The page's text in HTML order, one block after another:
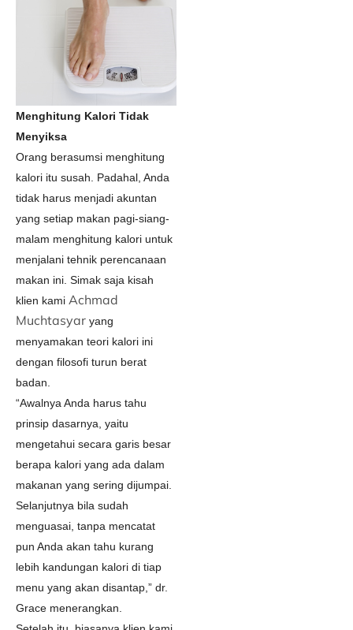
Menghitung Kalori Tidak
Menyiksa
Orang berasumsi menghitung
kalori itu susah. Padahal, Anda
tidak harus menjadi akuntan
yang setiap makan pagi-siang-
malam menghitung kalori untuk
menjalani tehnik perencanaan
makan ini. Simak saja kisah
klien kami Achmad
Muchtasyar yang
menyamakan teori kalori ini
dengan filosofi turun berat
badan.
“Awalnya Anda harus tahu
prinsip dasarnya, yaitu
mengetahui secara garis besar
berapa kalori yang ada dalam
makanan yang sering dijumpai.
Selanjutnya bila sudah
menguasai, tanpa mencatat
pun Anda akan tahu kurang
lebih kandungan kalori di tiap
menu yang akan disantap,” dr.
Grace menerangkan.